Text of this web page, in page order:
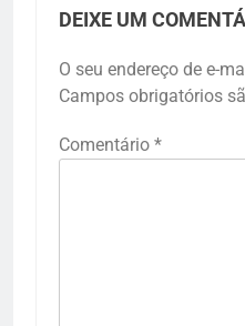
DEIXE UM
O seu endereço de e-
Campos obrigatórios
Comentário *